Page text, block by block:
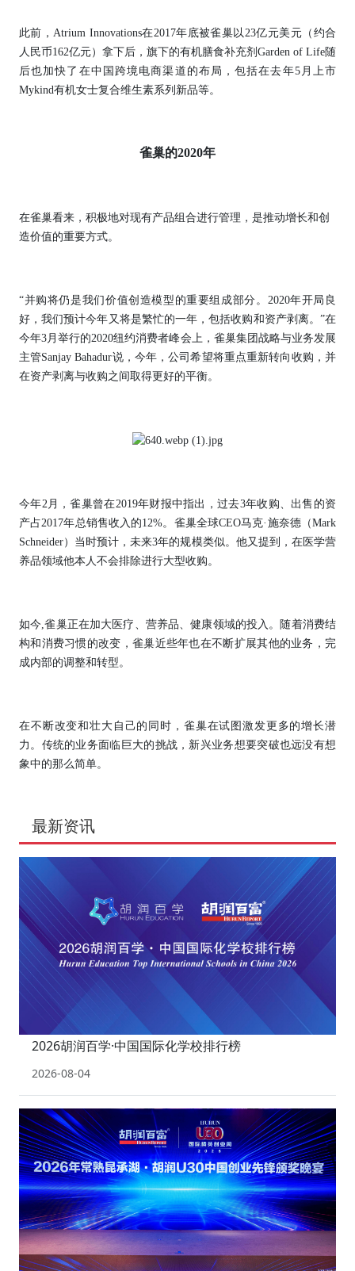
此前，Atrium Innovations在2017年底被雀巢以23亿元美元（约合
人民币162亿元）拿下后，旗下的有机膳食补充剂Garden of Life随
后也加快了在中国跨境电商渠道的布局，包括在去年5月上市
Mykind有机女士复合维生素系列新品等。
雀巢的2020年
在雀巢看来，积极地对现有产品组合进行管理，是推动增长和创
造价值的重要方式。
“并购将仍是我们价值创造模型的重要组成部分。2020年开局良
好，我们预计今年又将是繁忙的一年，包括收购和资产剥离。”在
今年3月举行的2020纽约消费者峰会上，雀巢集团战略与业务发展
主管Sanjay Bahadur说，今年，公司希望将重点重新转向收购，并
在资产剥离与收购之间取得更好的平衡。
今年2月，雀巢曾在2019年财报中指出，过去3年收购、出售的资
产占2017年总销售收入的12%。雀巢全球CEO马克·施奈德（Mark
Schneider）当时预计，未来3年的规模类似。他又提到，在医学营
养品领域他本人不会排除进行大型收购。
如今,雀巢正在加大医疗、营养品、健康领域的投入。随着消费结
构和消费习惯的改变，雀巢近些年也在不断扩展其他的业务，完
成内部的调整和转型。
在不断改变和壮大自己的同时，雀巢在试图激发更多的增长潜
力。传统的业务面临巨大的挑战，新兴业务想要突破也远没有想
象中的那么简单。
最新资讯
2026胡润百学·中国国际化学校排行榜
2026-08-04